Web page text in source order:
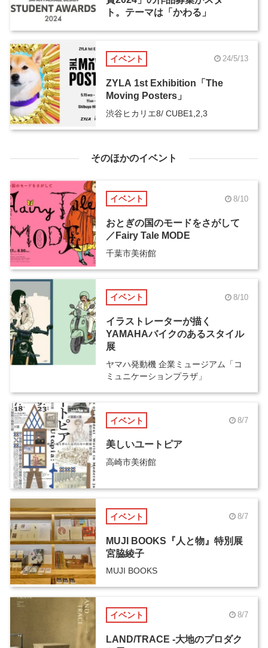
ト。テーマは「かわる」
イベント 24/5/13
ZYLA 1st Exhibition「The
Moving Posters」
渋谷ヒカリエ8/ CUBE1,2,3
そのほかのイベント
イベント 8/10
おとぎの国のモードをさがして
／Fairy Tale MODE
千葉市美術館
イベント 8/10
イラストレーターが描く
YAMAHAバイクのあるスタイル
展
ヤマハ発動機 企業ミュージアム「コ
ミュニケーションプラザ」
イベント 8/7
美しいユートピア
高崎市美術館
イベント 8/7
MUJI BOOKS『人と物』特別展
宮脇綾子
MUJI BOOKS
イベント 8/7
LAND/TRACE -大地のプロダク